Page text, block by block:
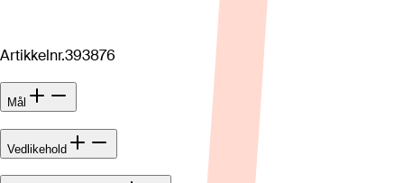
Artikkelnr.393876
Mål
Vedlikehold